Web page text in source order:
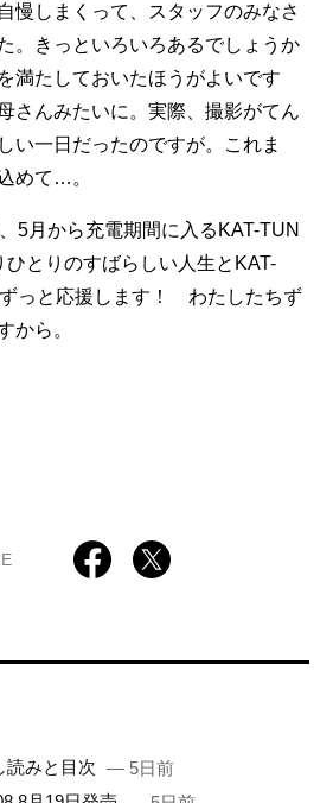
慢しまくって、スタッフのみなさ
。きっといろいろあるでしょうか
満たしておいたほうがよいです
さんみたいに。実際、撮影がてん
い一日だったのですが。これま
めて…。
5月から充電期間に入るKAT-TUN
とりのすばらしい人生とKAT-
っと応援します！ わたしたちず
から。
読みと目次 — 5日前